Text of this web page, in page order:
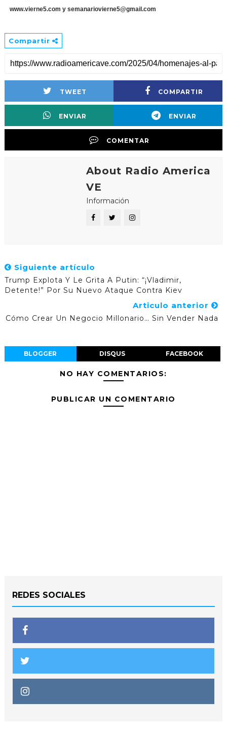
www.vierne5.com y semanariovierne5@gmail.com
Compartir
TWEET COMPARTIR
ENVIAR ENVIAR
COMENTAR
About Radio America
VE
Información
Siguiente artículo
Trump Explota Y Le Grita A Putin: “¡Vladimir,
Detente!” Por Su Nuevo Ataque Contra Kiev
Articulo anterior
Cómo Crear Un Negocio Millonario… Sin Vender Nada
BLOGGER DISQUS FACEBOOK
NO HAY COMENTARIOS:
PUBLICAR UN COMENTARIO
REDES SOCIALES